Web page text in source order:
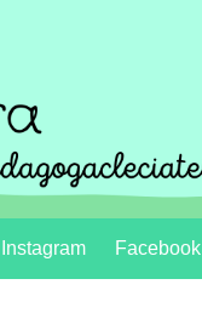
Instagram Facebook